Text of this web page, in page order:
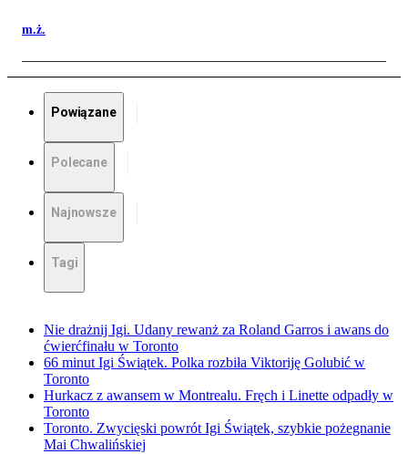
m.ż.
Powiązane
Polecane
Najnowsze
Tagi
Nie drażnij Igi. Udany rewanż za Roland Garros i awans do
ćwierćfinału w Toronto
66 minut Igi Świątek. Polka rozbiła Viktoriję Golubić w
Toronto
Hurkacz z awansem w Montrealu. Fręch i Linette odpadły w
Toronto
Toronto. Zwycięski powrót Igi Świątek, szybkie pożegnanie
Mai Chwalińskiej